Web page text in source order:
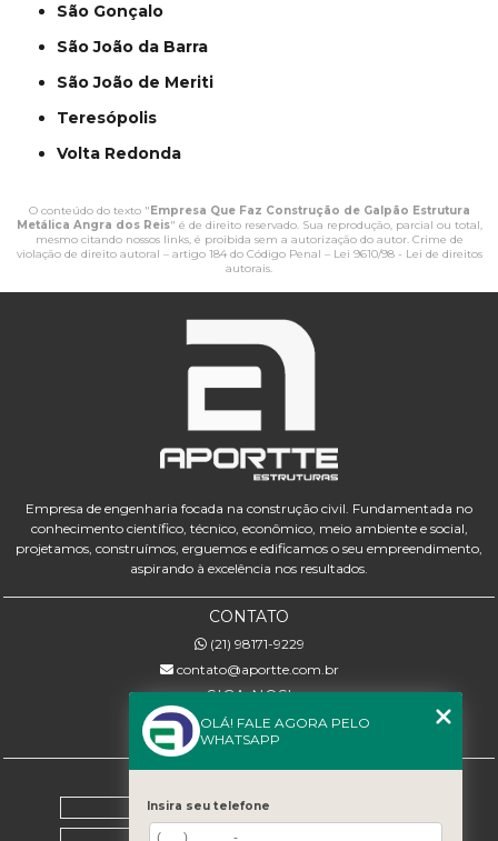
São Gonçalo
São João da Barra
São João de Meriti
Teresópolis
Volta Redonda
O conteúdo do texto " Empresa Que Faz Construção de Galpão Estrutura
Metálica Angra dos Reis" é de direito reservado. Sua reprodução, parcial ou total,
mesmo citando nossos links, é proibida sem a autorização do autor. Crime de
violação de direito autoral – artigo 184 do Código Penal – Lei 9610/98 - Lei de direitos
autorais.
Empresa de engenharia focada na construção civil. Fundamentada no
conhecimento científico, técnico, econômico, meio ambiente e social,
projetamos, construímos, erguemos e edificamos o seu empreendimento,
aspirando à excelência nos resultados.
CONTATO
(21) 98171-9229
contato@aportte.com.br
SIGA-NOS!
Home
OLÁ! FALE AGORA PELO
WHATSAPP
Insira seu telefone